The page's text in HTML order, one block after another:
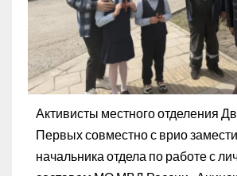
Активисты местного отделения
Первых совместно с врио
начальника отдела по работе с